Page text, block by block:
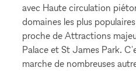
avec Haute circulation
domaines les plus
proche de Attractions
Palace et St James Park.
marche de nombreuses